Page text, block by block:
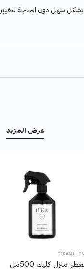
التعطير بشكل سهل دون الحاجة لتغيير
عرض المزيد
DERAAH
منزل كليك 500مل